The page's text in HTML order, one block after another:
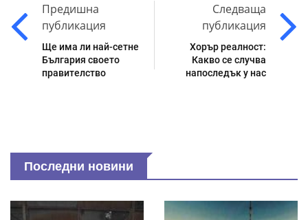
Предишна
публикация
Ще има ли най-сетне
България своето
правителство
Следваща
публикация
Хорър реалност:
Какво се случва
напоследък у нас
Последни новини